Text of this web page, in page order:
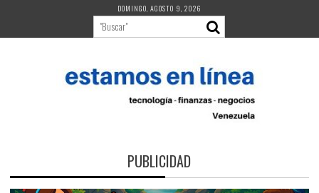
contenido
DOMINGO, AGOSTO 9, 2026
PUBLICIDAD